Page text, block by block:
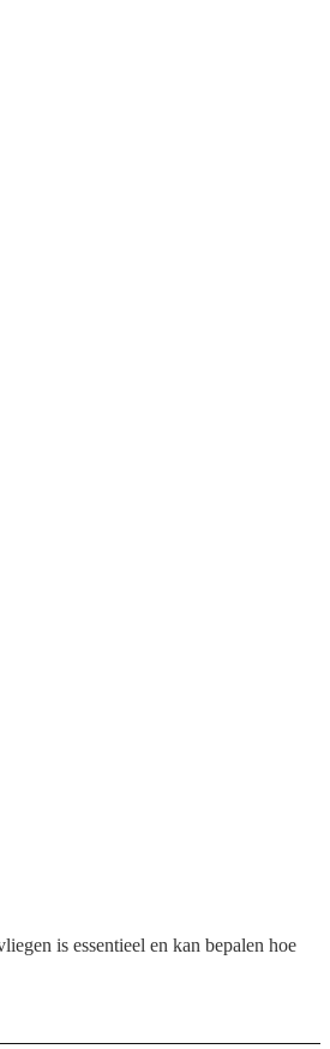
is essentieel en kan bepalen hoe